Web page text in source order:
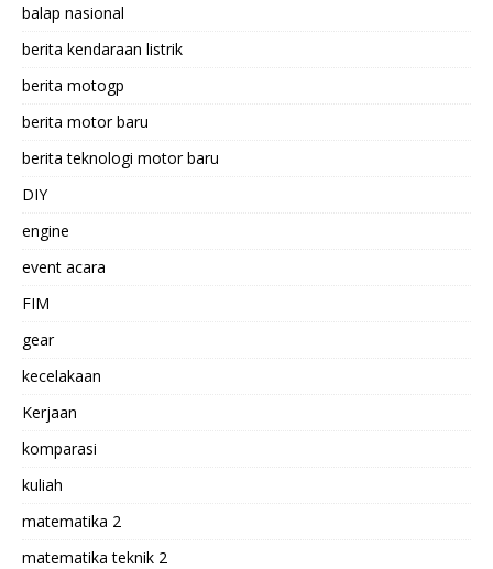
balap nasional
berita kendaraan listrik
berita motogp
berita motor baru
berita teknologi motor baru
DIY
engine
event acara
FIM
gear
kecelakaan
Kerjaan
komparasi
kuliah
matematika 2
matematika teknik 2